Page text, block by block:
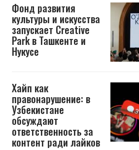
Фонд развития
культуры и искусства
запускает Creative
Park в Ташкенте и
Нукусе
Хайп как
правонарушение: в
Узбекистане
обсуждают
ответственность за
контент ради лайков